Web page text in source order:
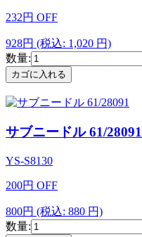
232円 OFF
928円 (税込: 1,020 円)
数量:
サブニードル 61/28091
YS-S8130
200円 OFF
800円 (税込: 880 円)
数量: